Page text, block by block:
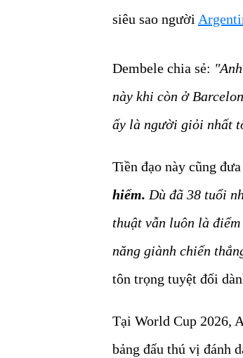
siêu sao người
Dembele chia sẻ:
này khi còn ở
ấy là người giỏi nhất
Tiền đạo này cũng
hiểm. Dù đã 38 tuổi
thuật vẫn luôn là
năng giành chiến
tôn trọng tuyệt đối
Tại World Cup 2026,
bảng đấu thú vị đánh